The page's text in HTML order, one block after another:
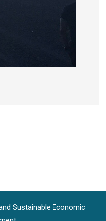
Sustainable Economic